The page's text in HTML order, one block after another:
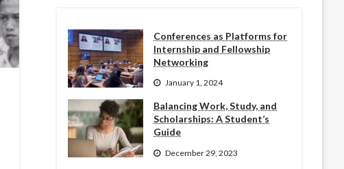
Conferences as Platforms for
Internship and Fellowship
Networking
January 1, 2024
Balancing Work, Study, and
Scholarships: A Student’s
Guide
December 29, 2023